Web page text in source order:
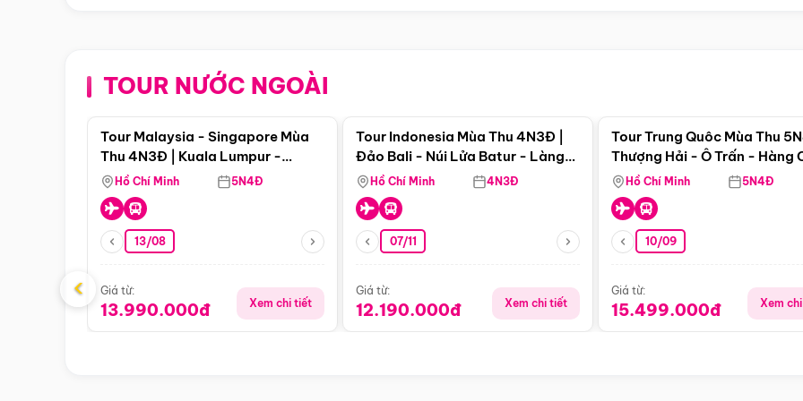
TOUR NƯỚC NGOÀI
Điểm nổi bật
Tour Malaysia - Singapore Mùa
Thu 4N3Đ | Kuala Lumpur -
Malacca - Johor Baru -
Singapore
Hồ Chí Minh 5N4Đ
13/08
Giá từ:
13.990.000đ Xem chi tiết
Tour Indonesia Mùa Thu 4N3Đ |
Đảo Bali - Núi Lửa Batur - Làng
Penglipuran
Hồ Chí Minh 4N3Đ
07/11
Giá từ:
12.190.000đ Xem chi tiết
Tour Trung Quôc Mùa Thu
Thượng Hải - Ô Trấn - Hàng
(Tour Không Shopping)
Hồ Chí Minh 5N4Đ
10/09
Giá từ:
15.499.000đ Xem
‹